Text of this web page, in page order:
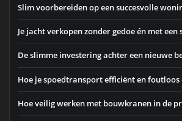
Slim voorbereiden op een succesvolle
Je jacht verkopen zonder gedoe én met
De slimme investering achter een nieuwe
Hoe je spoedtransport efficiënt en
Hoe veilig werken met bouwkranen in de